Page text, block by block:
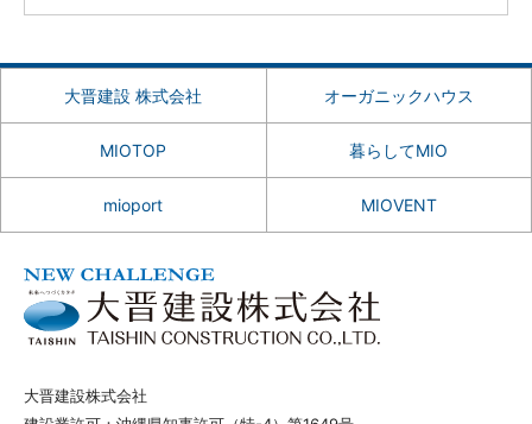
大晋建設 株式会社 オーガニックハウス
MIOTOP 暮らしてMIO
mioport MIOVENT
大晋建設株式会社